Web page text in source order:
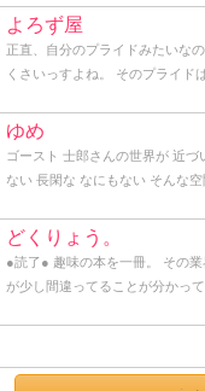
う？と軽くゲシュタルト崩壊を
HG ナイチンゲールの完成です
のはケツの部分と背中から伸び
がこれでもかと埋め尽くされ、
やるんならもう別に腕だの脚だ
わざわざビームライフル握らせ
が分からない。 そりゃあ見た目
デカければ良い、と言うワケで
であるシャア総帥は、かつて脚
垂れてたし、｢モビルスーツは
あのデザインになったのでしょ
ルスーツなので、好きにすれば
ガンダムと絡めてアルバム用の
よろず屋
正直、自分のプライドみたいな
くさいっすよね。 そのプライド
い。 プライドって個人が思い
せつけるものじゃないと思うね
持ってるけど、勿体なくて他人
とても大切なものだからね。 ま
ションがあったんで久しぶりに
ゆめ
ゴースト 士郎さんの世界が 近
ない 長閑な なにもない そんな
どくりょう。
●読了● 趣味の本を一冊。 その
が少し間違ってることが分かっ